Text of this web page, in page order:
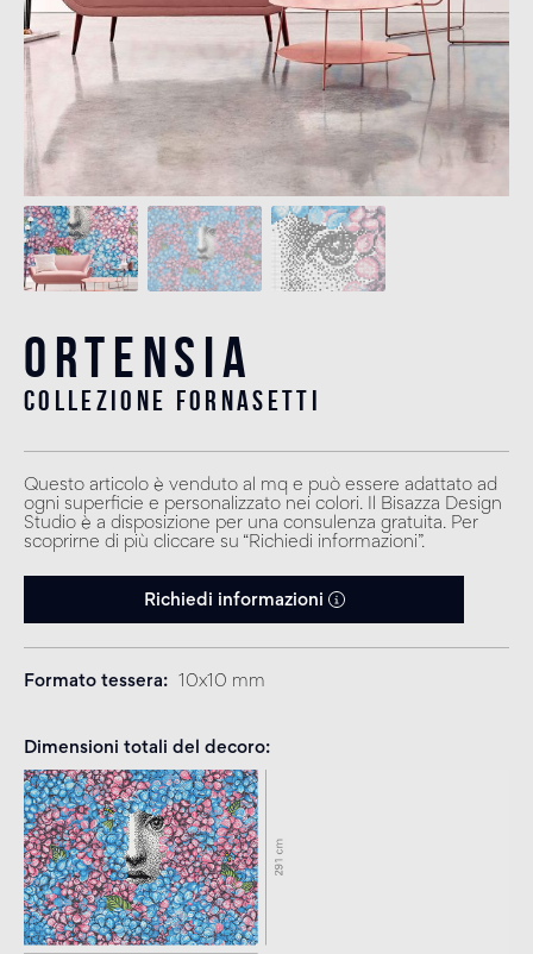
Ortensia
collezione fornasetti
Questo articolo è venduto al mq e può essere adattato ad
ogni superficie e personalizzato nei colori. Il Bisazza Design
Studio è a disposizione per una consulenza gratuita. Per
scoprirne di più cliccare su “Richiedi informazioni”.
Richiedi informazioni
Formato tessera 10x10 mm
Dimensioni totali del decoro